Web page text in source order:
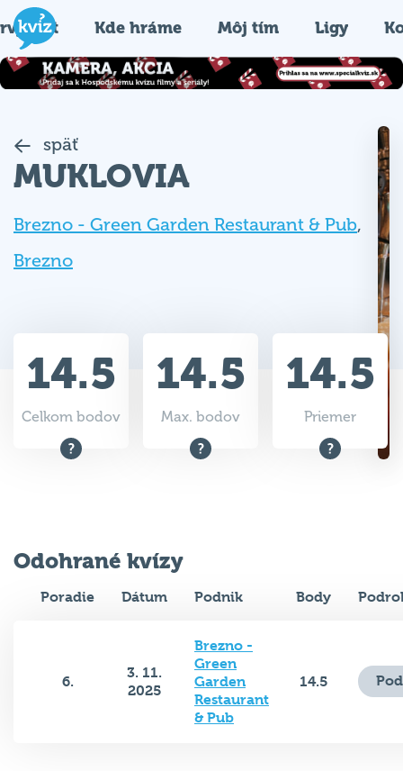
Kde hráme Môj tím Ligy
späť
MUKLOVIA
Brezno - Green Garden Restaurant & Pub,
Brezno
14.5
Celkom bodov
14.5
Max. bodov
14.5
Priemer
Odohrané kvízy
Poradie Dátum Podnik Body
6.
3. 11.
2025
Brezno -
Green
Garden
Restaurant
& Pub
14.5